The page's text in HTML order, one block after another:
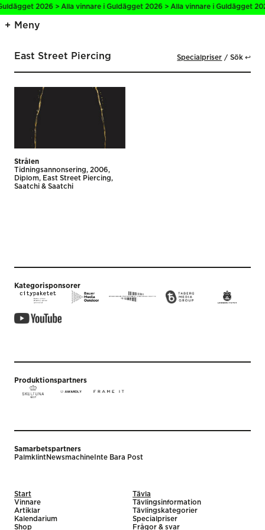
2026 > Alla vinnare i Guldägget 2026 > Alla vinnare i Guldägget
Meny
East Street Piercing Specialpriser Sök ↩
Strålen
Tidnings­annonsering
2006
Diplom
East Street Piercing
Saatchi & Saatchi
Kategorisponsorer
Produktionspartners
Samarbetspartners
PalmklintNewsmachine Inte Bara Post
Start
Vinnare
Artiklar
Kalendarium
Shop
Tävla
Tävlingsinformation
Tävlingskategorier
Specialpriser
Frågor & svar